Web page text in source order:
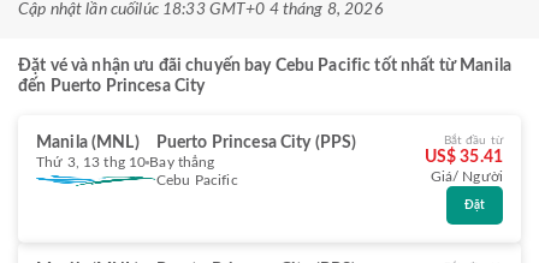
Cập nhật lần cuốilúc 18:33 GMT+0 4 tháng 8, 2026
Đặt vé và nhận ưu đãi chuyến bay Cebu Pacific tốt nhất từ Manila
đến Puerto Princesa City
Manila (MNL) Puerto Princesa City (PPS)
Thứ 3, 13 thg 10 Bay thẳng
Cebu Pacific
Bắt đầu từ
US$ 35.41
Giá/ Người
Đặt